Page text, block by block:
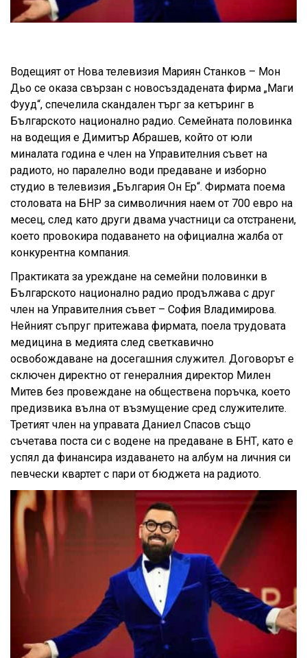
Водещият от Нова телевизия Мариян Станков – Мон
Дьо се оказа свързан с новосъздадената фирма „Маги
Фууд“, спечелила скандален търг за кетъринг в
Българското национално радио. Семейната половинка
на водещия е Димитър Абрашев, който от юли
миналата година е член на Управителния съвет на
радиото, но паралелно води предаване и изборно
студио в телевизия „България Он Ер“. Фирмата поема
столовата на БНР за символичния наем от 700 евро на
месец, след като други двама участници са отстранени,
което провокира подаването на официална жалба от
конкурентна компания.
Практиката за уреждане на семейни половинки в
Българското национално радио продължава с друг
член на Управителния съвет – София Владимирова.
Нейният съпруг притежава фирмата, поела трудовата
медицина в медията след светкавично
освобождаване на досегашния служител. Договорът е
сключен директно от генералния директор Милен
Митев без провеждане на обществена поръчка, което
предизвика вълна от възмущение сред служителите.
Третият член на управата Даниел Спасов също
съчетава поста си с водене на предаване в БНТ, като е
успял да финансира издаването на албум на личния си
певчески квартет с пари от бюджета на радиото.